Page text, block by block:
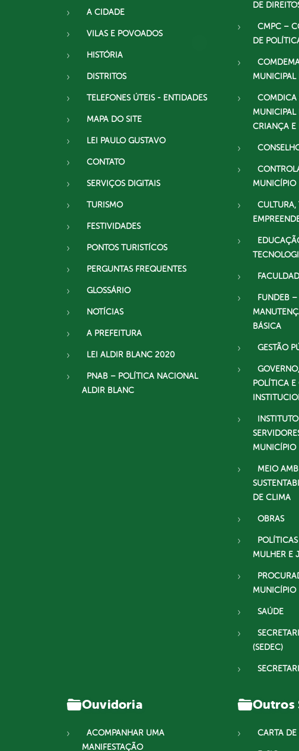
A CIDADE
VILAS E POVOADOS
HISTÓRIA
DISTRITOS
TELEFONES ÚTEIS - ENTIDADES
MAPA DO SITE
LEI PAULO GUSTAVO
CONTATO
SERVIÇOS DIGITAIS
TURISMO
FESTIVIDADES
PONTOS TURISTÍCOS
PERGUNTAS FREQUENTES
GLOSSÁRIO
NOTÍCIAS
A PREFEITURA
LEI ALDIR BLANC 2020
PNAB – POLÍTICA NACIONAL
ALDIR BLANC
DE
CMPC –
DE
MUNICIPAL
COMDICA
MUNICIPAL
CRIANÇA E
MUNICÍPIO
CULTURA,
FUNDEB
BÁSICA
GESTÃO
POLÍTICA E
MUNICÍPIO
MEIO
DE CLIMA
OBRAS
MULHER E
MUNICÍPIO
SAÚDE
(SEDEC)
Ouvidoria
ACOMPANHAR UMA
MANIFESTAÇÃO
Outros
CARTA DE